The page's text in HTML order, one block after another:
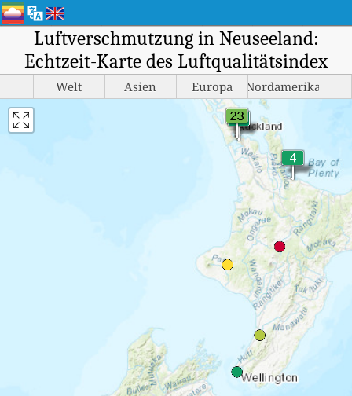
Luftverschmutzung in Neuseeland:
Echtzeit-Karte des Luftqualitätsindex
Welt Asien Europa Nordamerika